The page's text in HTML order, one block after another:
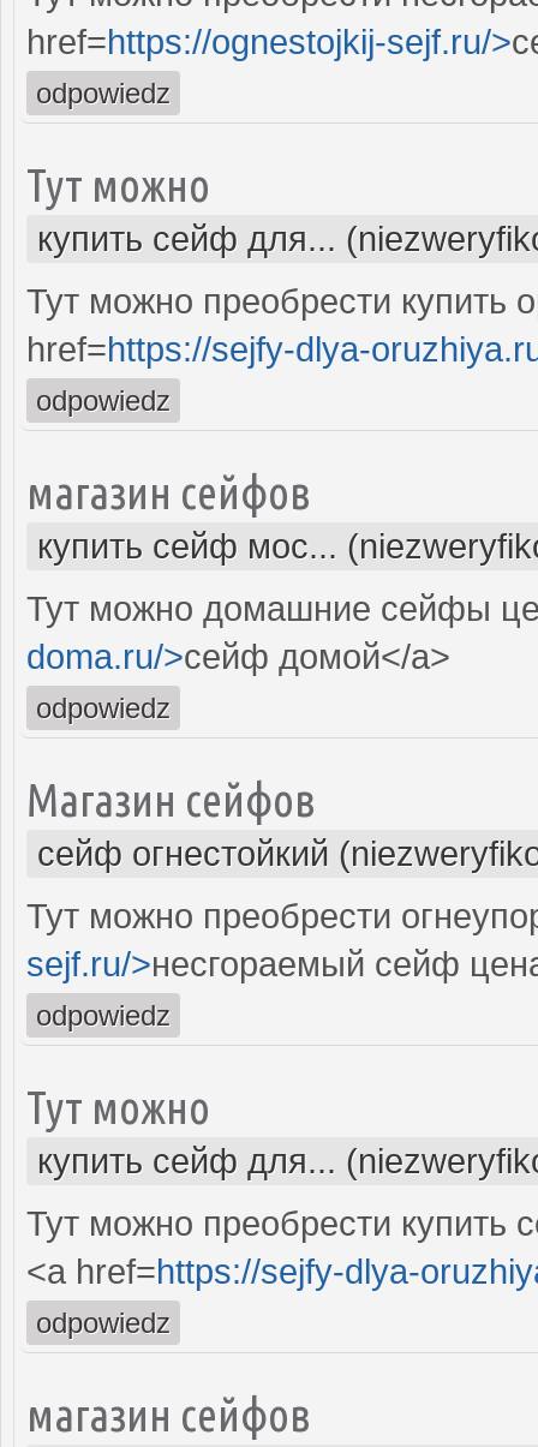
href=https://ognestojkij-sejf.ru/>
odpowiedz
Тут можно
купить сейф для...
Тут можно преобрести купить
href=https://sejfy-dlya-
odpowiedz
магазин сейфов
купить сейф мос...
Тут можно домашние сейфы
doma.ru/>сейф домой</a>
odpowiedz
Магазин сейфов
сейф огнестойкий
Тут можно преобрести
sejf.ru/>несгораемый сейф
odpowiedz
Тут можно
купить сейф для...
Тут можно преобрести купить
<a href=https://sejfy-dlya-
odpowiedz
магазин сейфов